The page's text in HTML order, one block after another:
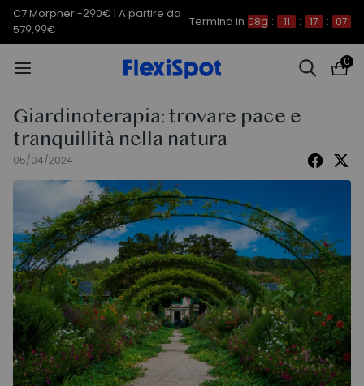
C7 Morpher -290€ | A partire da
579,99€
Termina in 08g : 11 : 17 : 05
0
Giardinoterapia: trovare pace e
tranquillità nella natura
05/04/2024